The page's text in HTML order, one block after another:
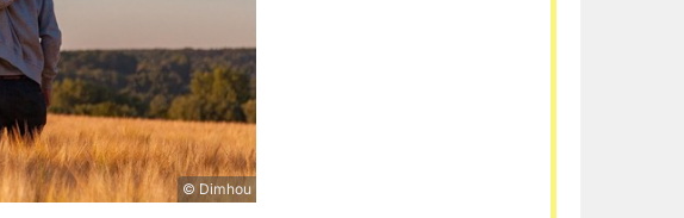
© Dimhou